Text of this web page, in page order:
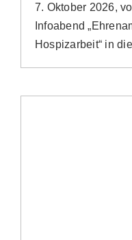
7. Oktober 2026,
Infoabend
Hospizarbeit“ in